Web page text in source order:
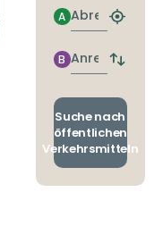
Abreise
A
finden
Anreise
B
Suche nach
öffentlichen
Verkehrsmitteln